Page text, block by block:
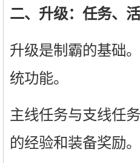
二、升级：任务、
升级是制霸的基础
统功能。
主线任务与支线任
的经验和装备奖励